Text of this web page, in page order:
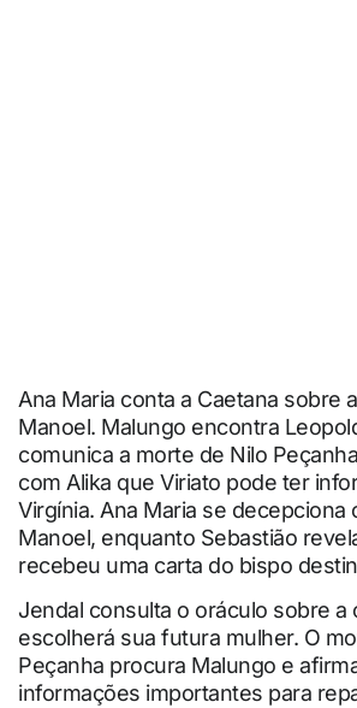
Ana Maria conta a Caetana sobre
Manoel. Malungo encontra
comunica a morte de Nilo
com Alika que Viriato pode ter
Virgínia. Ana Maria se decepciona
Manoel, enquanto Sebastião
recebeu uma carta do bispo
Jendal consulta o oráculo sobre a
escolherá sua futura mulher. O
Peçanha procura Malungo e
informações importantes para